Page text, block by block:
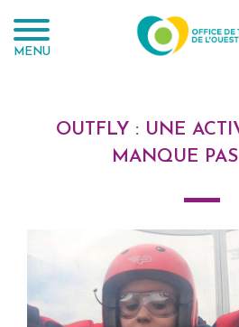
MENU
OUTFLY : UNE
MANQUE